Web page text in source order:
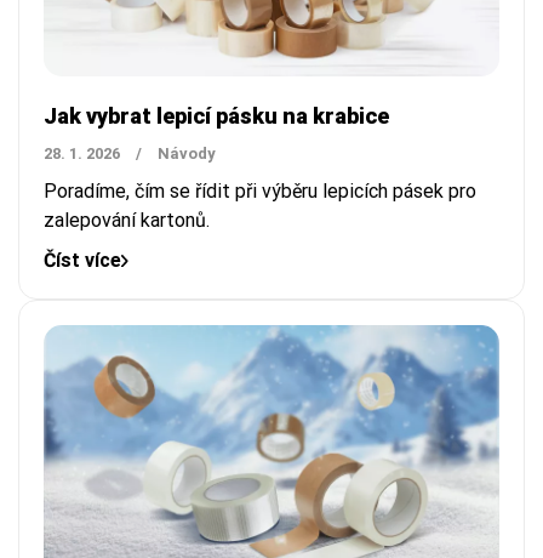
Jak vybrat lepicí pásku na krabice
28. 1. 2026 / Návody
Poradíme, čím se řídit při výběru lepicích pásek pro
zalepování kartonů.
Číst více